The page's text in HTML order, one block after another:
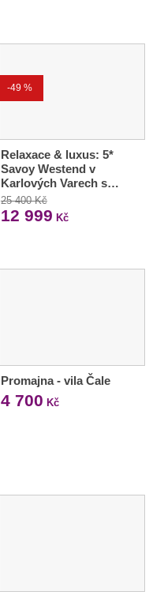
-49 %
Relaxace & luxus: 5*
Savoy Westend v
Karlových Varech s…
25 400 Kč
12 999 Kč
Promajna - vila Čale
4 700 Kč